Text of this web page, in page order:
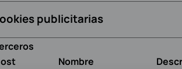
publicitarias
Nombre